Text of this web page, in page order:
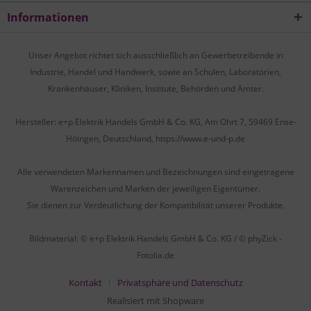
Informationen
Unser Angebot richtet sich ausschließlich an Gewerbetreibende in
Industrie, Handel und Handwerk, sowie an Schulen, Laboratorien,
Krankenhäuser, Kliniken, Institute, Behörden und Ämter.
Hersteller: e+p Elektrik Handels GmbH & Co. KG, Am Ohrt 7, 59469 Ense-
Höingen, Deutschland, https://www.e-und-p.de
Alle verwendeten Markennamen und Bezeichnungen sind eingetragene
Warenzeichen und Marken der jeweiligen Eigentümer.
Sie dienen zur Verdeutlichung der Kompatibilität unserer Produkte.
Bildmaterial: © e+p Elektrik Handels GmbH & Co. KG / © phyZick -
Fotolia.de
Kontakt
Privatsphäre und Datenschutz
Realisiert mit Shopware